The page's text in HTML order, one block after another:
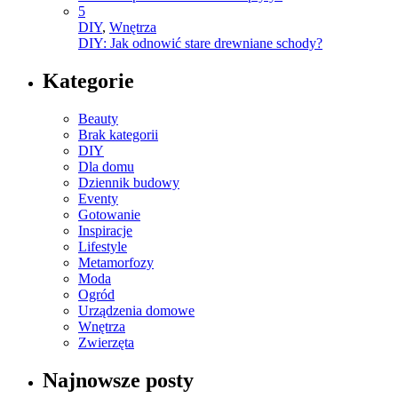
5
DIY, Wnętrza
DIY: Jak odnowić stare drewniane schody?
Kategorie
Beauty
Brak kategorii
DIY
Dla domu
Dziennik budowy
Eventy
Gotowanie
Inspiracje
Lifestyle
Metamorfozy
Moda
Ogród
Urządzenia domowe
Wnętrza
Zwierzęta
Najnowsze posty